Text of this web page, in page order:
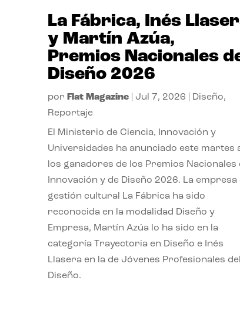
La Fábrica, Inés
y Martín Azúa,
Premios Nacionales
Diseño 2026
por Flat Magazine| Jul 7, 2026 Diseño,
Reportaje
El Ministerio de Ciencia, Innovación y
Universidades ha anunciado este martes
los ganadores de los Premios Nacionales
Innovación y de Diseño 2026. La empresa
gestión cultural La Fábrica ha sido
reconocida en la modalidad Diseño y
Empresa, Martín Azúa lo ha sido en la
categoría Trayectoria en Diseño e Inés
Llasera en la de Jóvenes Profesionales
Diseño.